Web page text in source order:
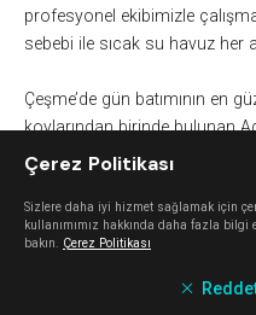
profesyonel ekibimizle
sebebi ile sıcak su havuz her
Çeşme’de gün batımının en
koylarından birinde bulunan
sıcak doğal kaynak su
hazırlanmış kokteyller
Ege’nin serin sularında
seçtikleri lezzetleri tadabilirsiniz.
Çerez Politikası
Sizlere daha iyi hizmet sağlamak için
kullanımımız hakkında daha fazla
bakın. Çerez Politikası